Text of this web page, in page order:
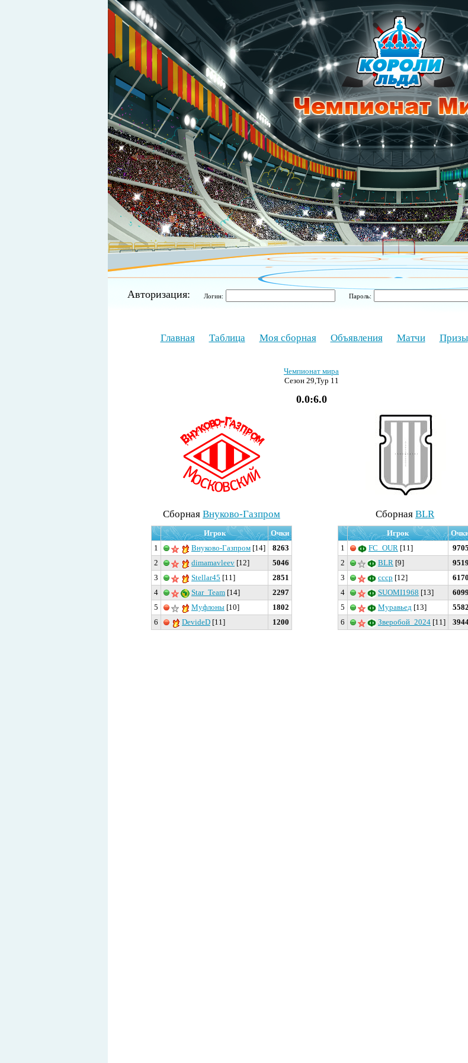
Авторизация: Логин: Пароль:
Главная Таблица Моя сборная Объявления Матчи Призы
Чемпионат мира
Сезон 29,Тур 11
0.0:6.0
Cборная Внуково-Газпром
Игрок
Очки
1
Внуково-Газпром [14]
8263
2
dimamavleev [12]
5046
3
Stellar45 [11]
2851
4
Star_Team [14]
2297
5
Муфлоны [10]
1802
6
DevideD [11] 1200
Cборная BLR
Игрок
1
FC_OUR [11]
9705
2
BLR [9]
9519
3
ссср [12]
6170
4
SUOMI1968 [13]
6099
5
Муравьед [13]
5582
6
Зверобой_2024 [11]